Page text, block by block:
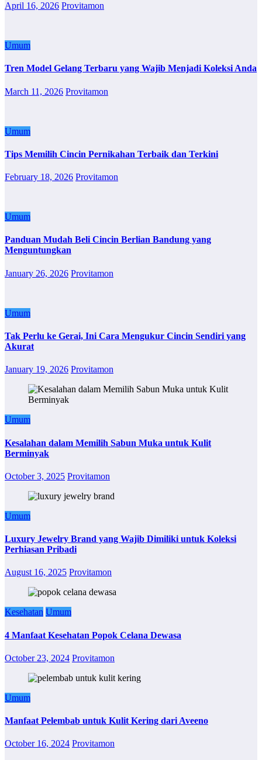
April 16, 2026 Provitamon
Umum
Tren Model Gelang Terbaru yang Wajib Menjadi Koleksi Anda
March 11, 2026 Provitamon
Umum
Tips Memilih Cincin Pernikahan Terbaik dan Terkini
February 18, 2026 Provitamon
Umum
Panduan Mudah Beli Cincin Berlian Bandung yang
Menguntungkan
January 26, 2026 Provitamon
Umum
Tak Perlu ke Gerai, Ini Cara Mengukur Cincin Sendiri yang
Akurat
January 19, 2026 Provitamon
Umum
Kesalahan dalam Memilih Sabun Muka untuk Kulit
Berminyak
October 3, 2025 Provitamon
Umum
Luxury Jewelry Brand yang Wajib Dimiliki untuk Koleksi
Perhiasan Pribadi
August 16, 2025 Provitamon
Kesehatan Umum
4 Manfaat Kesehatan Popok Celana Dewasa
October 23, 2024 Provitamon
Umum
Manfaat Pelembab untuk Kulit Kering dari Aveeno
October 16, 2024 Provitamon